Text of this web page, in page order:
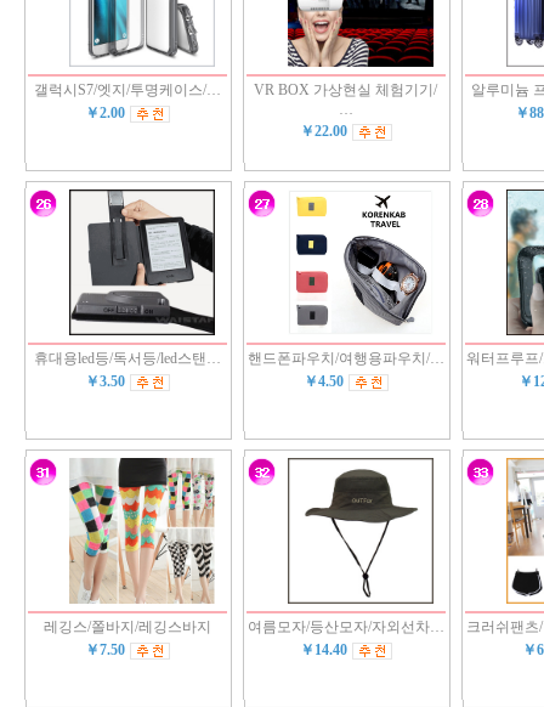
갤럭시S7/엣지/투명케이스/…
￥2.00
VR BOX 가상현실 체험기기/
…
￥22.00
알루미늄
￥
휴대용led등/독서등/led스탠…
￥3.50
핸드폰파우치/여행용파우치/…
￥4.50
워터프루
￥
레깅스/쫄바지/레깅스바지
￥7.50
여름모자/등산모자/자외선차…
￥14.40
크러쉬팬
￥